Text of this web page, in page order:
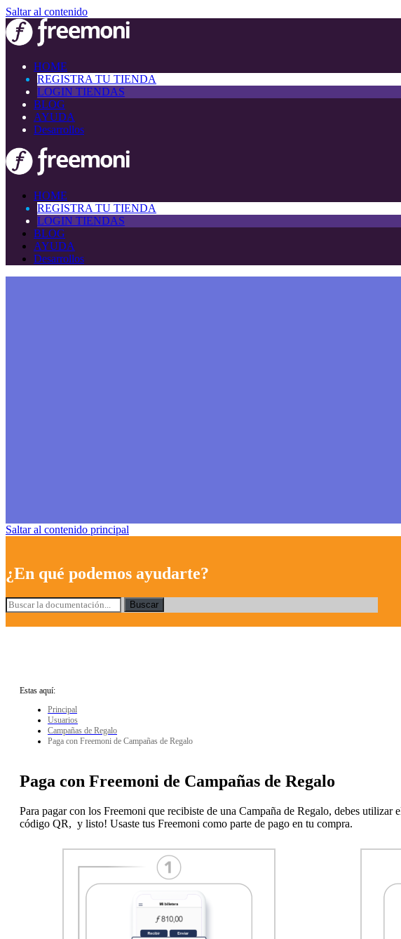
Saltar al contenido
HOME
REGISTRA TU TIENDA
LOGIN TIENDAS
BLOG
AYUDA
Desarrollos
HOME
REGISTRA TU TIENDA
LOGIN TIENDAS
BLOG
AYUDA
Desarrollos
Saltar al contenido principal
¿En qué podemos ayudarte?
Buscar
Estas aquí:
Principal
Usuarios
Campañas de Regalo
Paga con Freemoni de Campañas de Regalo
Paga con Freemoni de Campañas de Regalo
Para pagar con los Freemoni que recibiste de una Campaña de Regalo, debes
código QR, y listo! Usaste tus Freemoni como parte de pago en tu compra.